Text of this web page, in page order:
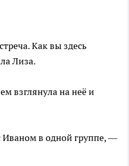
Как вы здесь
Лиза.
взглянула на неё и
Иваном в одной группе, —